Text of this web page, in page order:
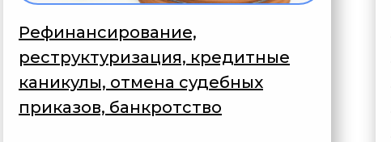
Рефинансирование,
реструктуризация, кредитные
каникулы, отмена судебных
приказов, банкротство